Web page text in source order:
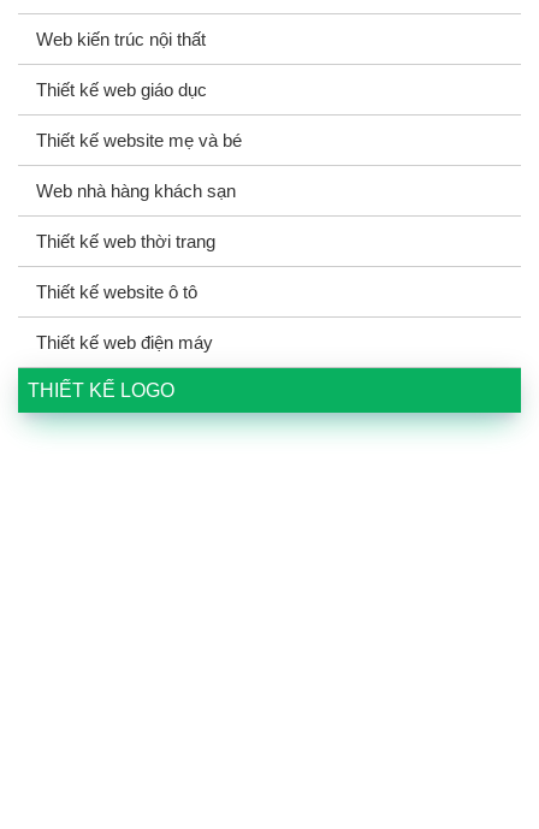
Web kiến trúc nội thất
Thiết kế web giáo dục
Thiết kế website mẹ và bé
Web nhà hàng khách sạn
Thiết kế web thời trang
Thiết kế website ô tô
Thiết kế web điện máy
THIẾT KẾ LOGO